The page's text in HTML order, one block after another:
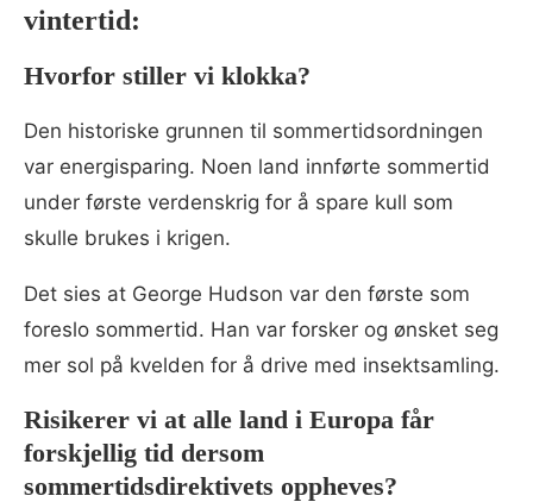
vintertid:
Hvorfor stiller vi klokka?
Den historiske grunnen til sommertidsordningen
var energisparing. Noen land innførte sommertid
under første verdenskrig for å spare kull som
skulle brukes i krigen.
Det sies at George Hudson var den første som
foreslo sommertid. Han var forsker og ønsket seg
mer sol på kvelden for å drive med insektsamling.
Risikerer vi at alle land i Europa får
forskjellig tid dersom
sommertidsdirektivets oppheves?